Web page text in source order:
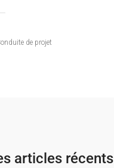
de projet
articles récents